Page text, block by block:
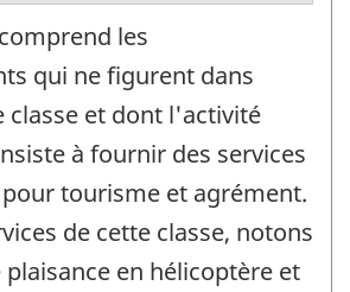
les
qui ne figurent dans
classe et dont l'activité
à fournir des services
tourisme et agrément.
de cette classe, notons
en hélicoptère et